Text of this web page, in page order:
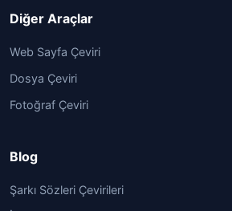
Diğer Araçlar
Web Sayfa Çeviri
Dosya Çeviri
Fotoğraf Çeviri
Blog
Şarkı Sözleri Çevirileri